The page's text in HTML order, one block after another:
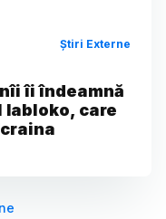
Știri Externe
îi îndeamnă
Iabloko, care